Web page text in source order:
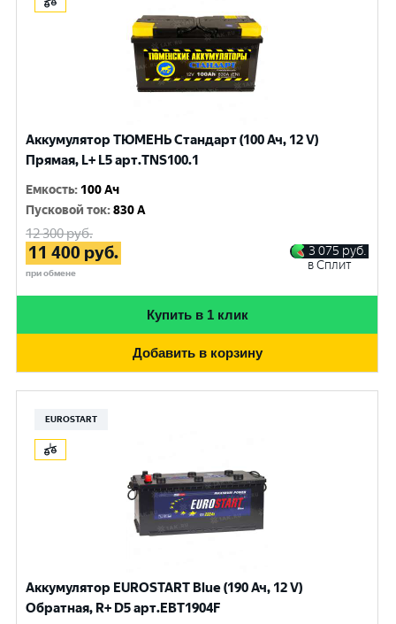
Аккумулятор ТЮМЕНЬ Стандарт (100 Ач, 12 V)
Прямая, L+ L5 арт.TNS100.1
Емкость: 100 Ач
Пусковой ток:830 A
12 300руб.
11 400 руб.
при обмене
3 075 руб.
в Сплит
Купить в 1 клик
Добавить в корзину
EUROSTART
Аккумулятор EUROSTART Blue (190 Ач, 12 V)
Обратная, R+ D5 арт.EBT1904F